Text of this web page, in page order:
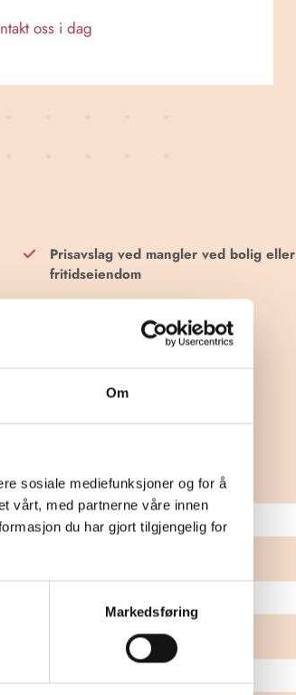
Om
sosiale mediefunksjoner og for å
vårt, med partnerne våre innen
du har gjort tilgjengelig for
Markedsføring
oss i dag
Prisavslag ved mangler ved bolig eller
fritidseiendom